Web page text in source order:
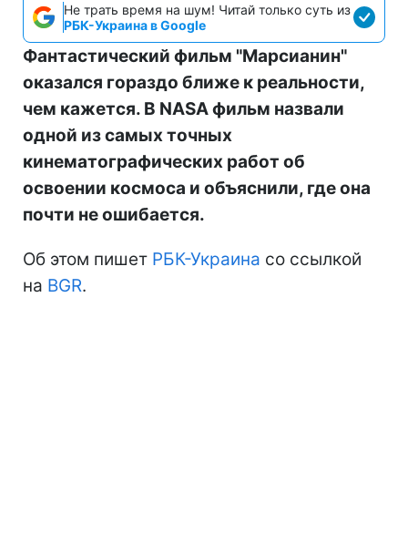
Не трать время на шум! Читай только суть из
РБК-Украина в Google
Фантастический фильм "Марсианин"
оказался гораздо ближе к реальности,
чем кажется. В NASA фильм назвали
одной из самых точных
кинематографических работ об
освоении космоса и объяснили, где она
почти не ошибается.
Об этом пишет РБК-Украина со ссылкой
на BGR.